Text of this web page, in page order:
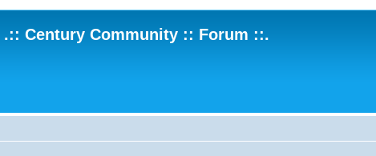
.:: Century Community :: Forum ::.